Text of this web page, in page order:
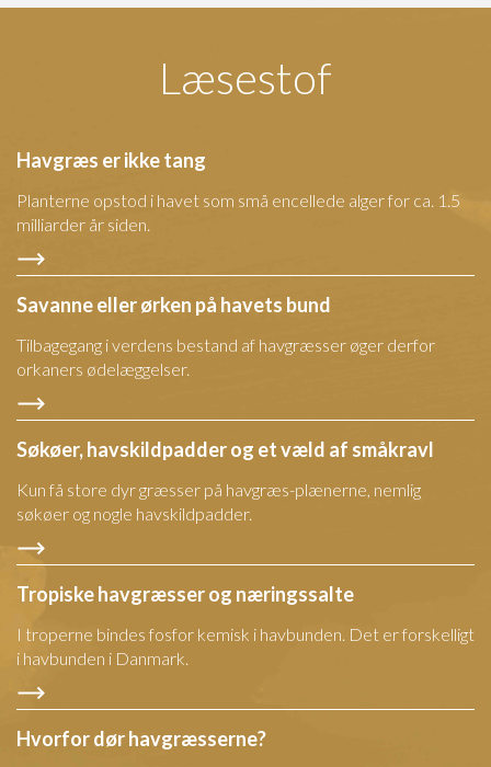
Læsestof
Havgræs er ikke tang
Planterne opstod i havet som små encellede alger for ca. 1.5
milliarder år siden.
Savanne eller ørken på havets bund
Tilbagegang i verdens bestand af havgræsser øger derfor
orkaners ødelæggelser.
Søkøer, havskildpadder og et væld af småkravl
Kun få store dyr græsser på havgræs-plænerne, nemlig
søkøer og nogle havskildpadder.
Tropiske havgræsser og næringssalte
I troperne bindes fosfor kemisk i havbunden. Det er forskelligt
i havbunden i Danmark.
Hvorfor dør havgræsserne?